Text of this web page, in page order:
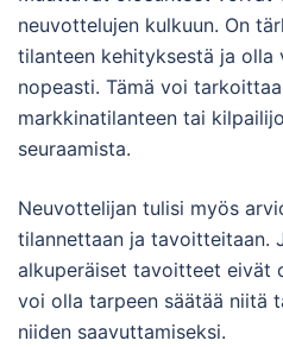
neuvottelujen kulkuun. On
tilanteen kehityksestä ja olla
nopeasti. Tämä voi
markkinatilanteen tai
seuraamista.
Neuvottelijan tulisi myös
tilannettaan ja tavoitteitaan.
alkuperäiset tavoitteet eivät
voi olla tarpeen säätää niitä
niiden saavuttamiseksi.